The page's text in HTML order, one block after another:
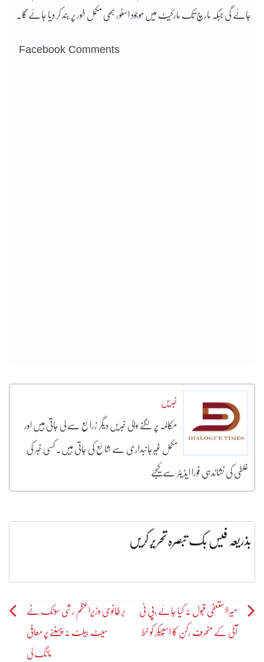
جائے گی جبکہ مارچ تک مارکیٹ میں موجود اسٹور بھی مکمل طور پر بند کر دیا جائے گا۔
Facebook Comments
خبریں
مکالمہ پر لگنے والی خبریں دیگر زرائع سے لی جاتی ہیں اور
مکمل غیرجانبداری سے شائع کی جاتی ہیں۔ کسی خبر کی
غلطی کی نشاندہی فورا ایڈیٹر سے کیجئے
بذریعہ فیس بک تبصرہ تحریر کریں
Post
navigation
میرااستعفیٰ قبول نہ کیا جائے ،پی ٹی
آئی کے منحرف رکن کا اسپیکر کو خط
برطانوی وزیراعظم رشی سونک نے
سیٹ بیلٹ نہ پہننے پر معافی
مانگ لی